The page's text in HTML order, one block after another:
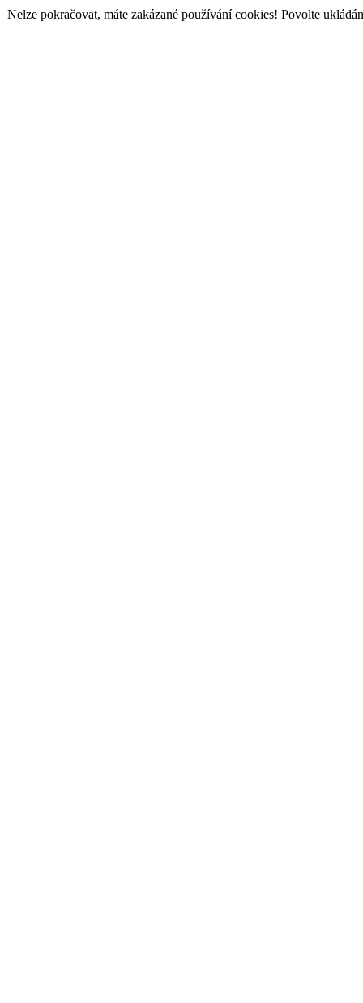
Nelze pokračovat, máte zakázané používání cookies! Povolte